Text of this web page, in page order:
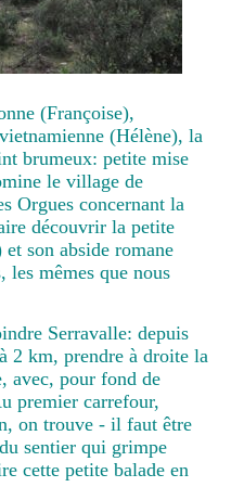
(Françoise),
(Hélène), la
brumeux: petite mise
le village de
Orgues concernant la
découvrir la petite
son abside romane
les mêmes que nous
Serravalle: depuis
2 km, prendre à droite la
avec, pour fond de
premier carrefour,
on trouve - il faut être
sentier qui grimpe
cette petite balade en